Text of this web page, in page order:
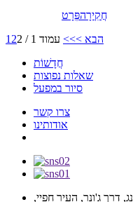
חֲקִירָהפְּרָט
1 2 הבא >>> עמוד 1 / 2
חֲדָשׁוֹת
שאלות נפוצות
סיור במפעל
צרו קשר
אודותינו
דרך ג'ונר, העיר חפיי,